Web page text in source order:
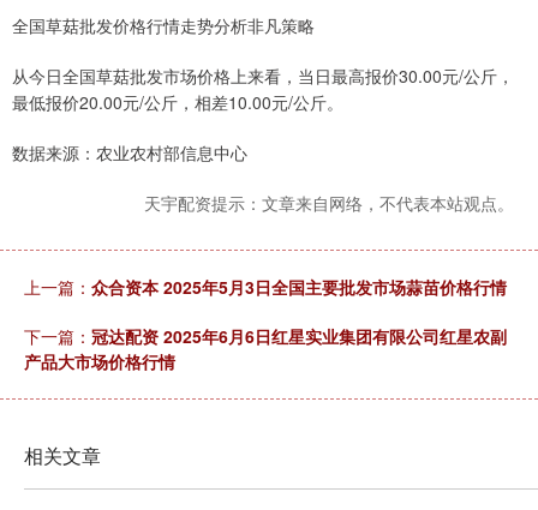
全国草菇批发价格行情走势分析非凡策略
从今日全国草菇批发市场价格上来看，当日最高报价30.00元/公斤，
最低报价20.00元/公斤，相差10.00元/公斤。
数据来源：农业农村部信息中心
天宇配资提示：文章来自网络，不代表本站观点。
上一篇： 众合资本 2025年5月3日全国主要批发市场蒜苗价格行情
下一篇： 冠达配资 2025年6月6日红星实业集团有限公司红星农副
产品大市场价格行情
相关文章